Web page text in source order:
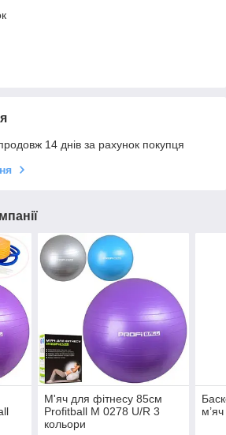
14 днів за рахунок покупця
М'яч для фітнесу 85см
Profitball M 0278 U/R 3
кольори